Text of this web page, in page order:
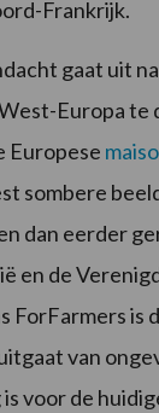
Frankrijk.
gaat uit
Europa te
Europese
sombere
dan eerder
en de
ForFarmers is
van
voor de